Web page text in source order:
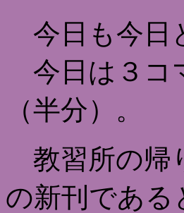
今日も今日
今日は３コ
（半分）。
教習所の帰
の新刊である